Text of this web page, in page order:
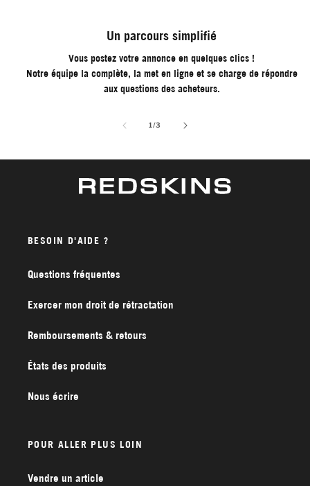
Un parcours simplifié
Vous postez votre annonce en quelques clics !
Notre équipe la complète, la met en ligne et se charge de répondre
aux questions des acheteurs.
1/de
3
BESOIN D'AIDE ?
Questions fréquentes
Exercer mon droit de rétractation
Remboursements & retours
États des produits
Nous écrire
POUR ALLER PLUS LOIN
Vendre un article